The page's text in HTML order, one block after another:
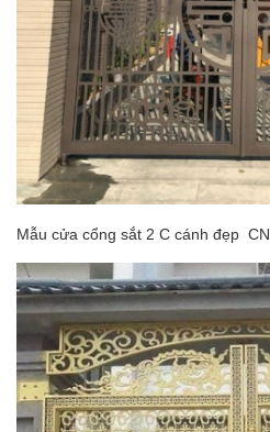
Mẫu cửa cổng sắt 2 C cánh đẹp